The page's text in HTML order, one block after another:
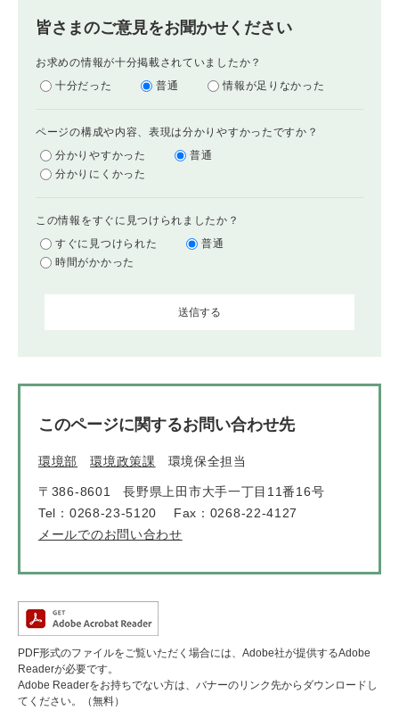
皆さまのご意見をお聞かせください
お求めの情報が十分掲載されていましたか？
十分だった
普通 情報が足りなかった
ページの構成や内容、表現は分かりやすかったですか？
分かりやすかった
普通
分かりにくかった
この情報をすぐに見つけられましたか？
すぐに見つけられた
普通
時間がかかった
このページに関するお問い合わせ先
環境部 環境政策課 環境保全担当
〒386-8601
長野県上田市大手一丁目11番16号
Tel：0268-23-5120
Fax：0268-22-4127
メールでのお問い合わせ
PDF形式のファイルをご覧いただく場合には、Adobe社が提供するAdobe
Readerが必要です。
Adobe Readerをお持ちでない方は、バナーのリンク先からダウンロードし
てください。（無料）